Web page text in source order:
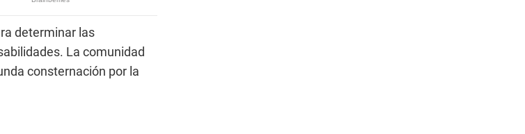
determinar las
La comunidad
consternación por la